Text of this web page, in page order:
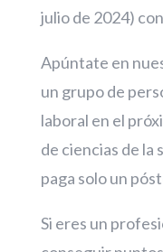
julio de 2024)
Apúntate en
un grupo de
laboral en el
de ciencias de la
paga solo un
Si eres un